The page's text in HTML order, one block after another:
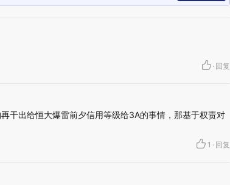
· 回复
干出给恒大爆雷前夕信用等级给3A的事情，那基于权责对
1 · 回复